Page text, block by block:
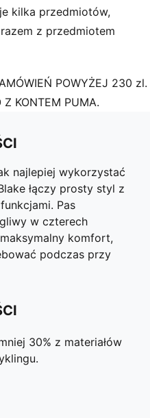
kilka przedmiotów,
z przedmiotem
POWYŻEJ 230 zl.
KONTEM PUMA.
najlepiej wykorzystać
łączy prosty styl z
Pas
w czterech
komfort,
podczas przy
30% z materiałów